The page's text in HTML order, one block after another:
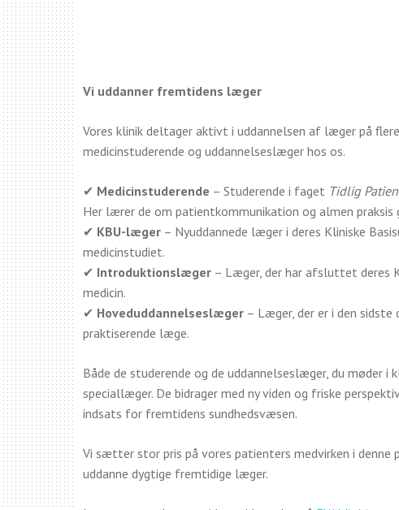
Vi uddanner fremtidens læger
Vores klinik deltager aktivt i uddannelsen af læger på
medicinstuderende og uddannelseslæger hos os.
✔ Medicinstuderende – Studerende i faget Tidlig
Her lærer de om patientkommunikation og almen
✔ KBU-læger – Nyuddannede læger i deres Kliniske
medicinstudiet.
✔ Introduktionslæger – Læger, der har afsluttet deres
medicin.
✔ Hoveduddannelseslæger – Læger, der er i den
praktiserende læge.
Både de studerende og de uddannelseslæger, du møder i
speciallæger. De bidrager med ny viden og friske
indsats for fremtidens sundhedsvæsen.
Vi sætter stor pris på vores patienters medvirken i
uddanne dygtige fremtidige læger.